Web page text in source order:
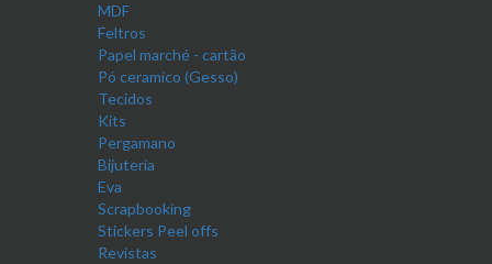
MDF
Feltros
Papel marché - cartão
Pó ceramico (Gesso)
Tecidos
Kits
Pergamano
Bijuteria
Eva
Scrapbooking
Stickers Peel offs
Revistas